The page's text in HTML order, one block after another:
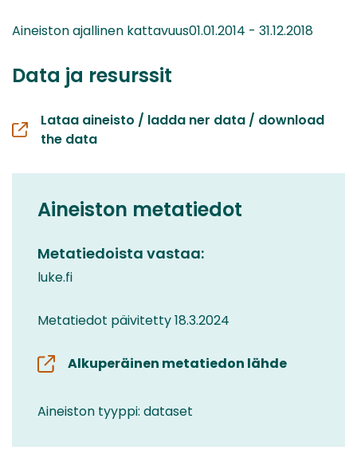
Aineiston ajallinen kattavuus01.01.2014 - 31.12.2018
Data ja resurssit
Lataa aineisto / ladda ner data / download
the data
Aineiston metatiedot
Metatiedoista vastaa:
luke.fi
Metatiedot päivitetty 18.3.2024
Alkuperäinen metatiedon lähde
Aineiston tyyppi: dataset